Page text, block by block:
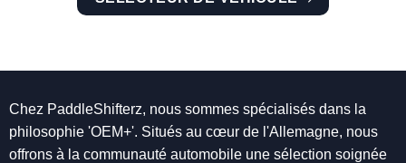
Chez PaddleShifterz, nous sommes spécialisés dans la
philosophie 'OEM+'. Situés au cœur de l'Allemagne, nous
offrons à la communauté automobile une sélection soignée